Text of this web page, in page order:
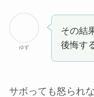
ゆず
その結
後悔す
サボっても怒られな